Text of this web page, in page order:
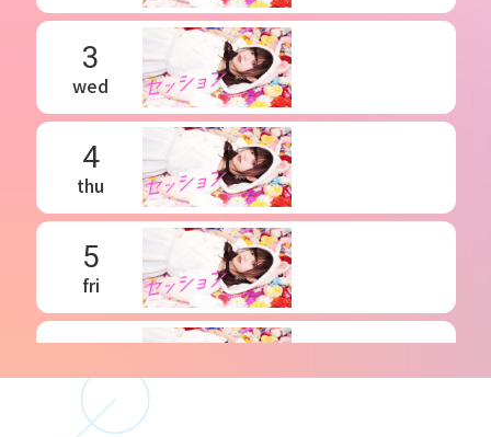
3
wed
4
thu
5
fri
sat